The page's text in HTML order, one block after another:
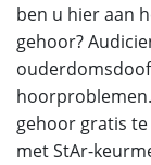
ben u hier aan
gehoor?
gehoor gratis
met StAr-